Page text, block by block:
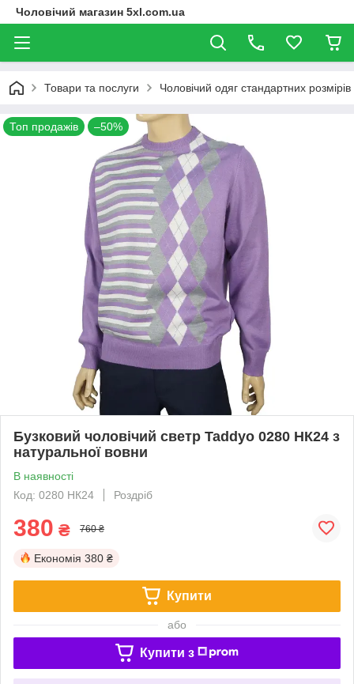
Чоловічий магазин 5xl.com.ua
Товари та послуги Чоловічий одяг стандартних розмірів
Топ продажів –50%
Бузковий чоловічий светр Taddyo 0280 НК24 з
натуральної вовни
В наявності
Код: 0280 НК24
Роздріб
380 ₴ 760 ₴
Економія 380 ₴
Купити
або
Купити з